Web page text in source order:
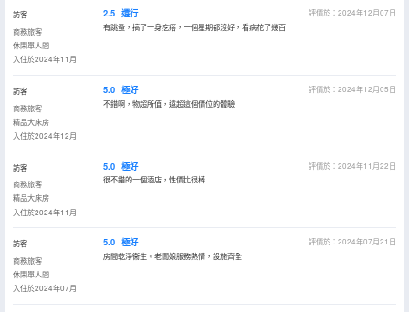
訪客
商務旅客
休閑單人間
入住於2024年11月
2.5 還行
評價於：2024年12月07日
有跳蚤，搞了一身疙瘩，一個星期都沒好，看病花了幾百
訪客
商務旅客
精品大床房
入住於2024年12月
5.0 極好
評價於：2024年12月05日
不錯啊，物超所值，遠超這個價位的體驗
訪客
商務旅客
精品大床房
入住於2024年11月
5.0 極好
評價於：2024年11月22日
很不錯的一個酒店，性價比很棒
訪客
商務旅客
休閑單人間
入住於2024年07月
5.0 極好
評價於：2024年07月21日
房間乾淨衞生。老闆娘服務熱情，設施齊全